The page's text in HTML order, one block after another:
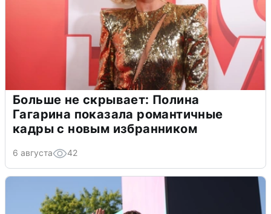
Больше не скрывает: Полина
Гагарина показала романтичные
кадры с новым избранником
6 августа 42